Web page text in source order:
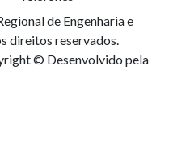
de Engenharia e
direitos reservados.
© Desenvolvido pela